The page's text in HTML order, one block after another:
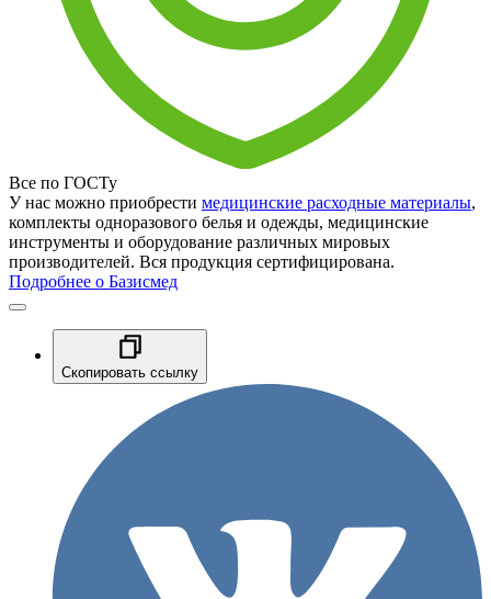
Все по ГОСТу
У нас можно приобрести медицинские расходные материалы,
комплекты одноразового белья и одежды, медицинские
инструменты и оборудование различных мировых
производителей. Вся продукция сертифицирована.
Подробнее о Базисмед
Скопировать ссылку